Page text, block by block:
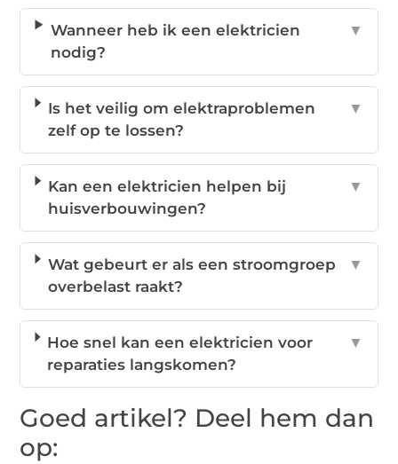
Wanneer heb ik een elektricien
nodig?
▼
Is het veilig om elektraproblemen
zelf op te lossen?
▼
Kan een elektricien helpen bij
huisverbouwingen?
▼
Wat gebeurt er als een stroomgroep
overbelast raakt?
▼
Hoe snel kan een elektricien voor
reparaties langskomen?
▼
Goed artikel? Deel hem dan
op: